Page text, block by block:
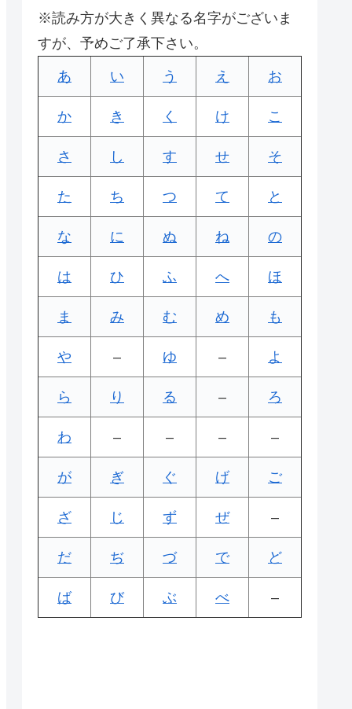
※読み方が大きく異なる名字がございま
すが、予めご了承下さい。
あ い う え お
か き く け こ
さ し す せ そ
た ち つ て と
な に ぬ ね の
は ひ ふ へ ほ
ま み む め も
や – ゆ – よ
ら り る – ろ
わ – – – –
が ぎ ぐ げ ご
ざ じ ず ぜ –
だ ぢ づ で ど
ば び ぶ べ –